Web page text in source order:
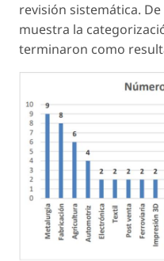
revisión sistemática.
muestra la
terminaron como